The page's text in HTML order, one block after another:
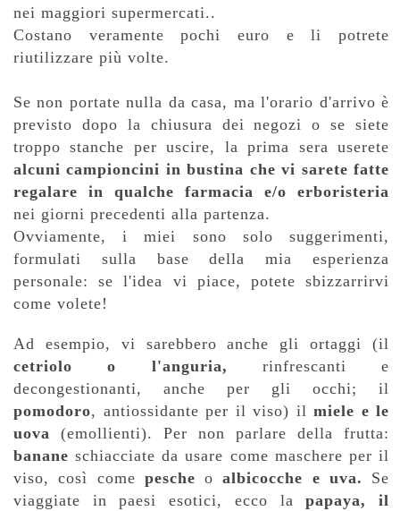
nei maggiori supermercati..
Costano veramente pochi euro e li potrete
riutilizzare più volte.
Se non portate nulla da casa, ma l'orario d'arrivo è
previsto dopo la chiusura dei negozi o se siete
troppo stanche per uscire, la prima sera userete
alcuni campioncini in bustina che vi sarete fatte
regalare in qualche farmacia e/o erboristeria
nei giorni precedenti alla partenza.
Ovviamente, i miei sono solo suggerimenti,
formulati sulla base della mia esperienza
personale: se l'idea vi piace, potete sbizzarrirvi
come volete!
Ad esempio, vi sarebbero anche gli ortaggi (il
cetriolo o l'anguria, rinfrescanti e
decongestionanti, anche per gli occhi; il
pomodoro, antiossidante per il viso) il miele e le
uova (emollienti). Per non parlare della frutta:
banane schiacciate da usare come maschere per il
viso, così come pesche oalbicocche e uva. Se
viaggiate in paesi esotici, ecco lapapaya, il